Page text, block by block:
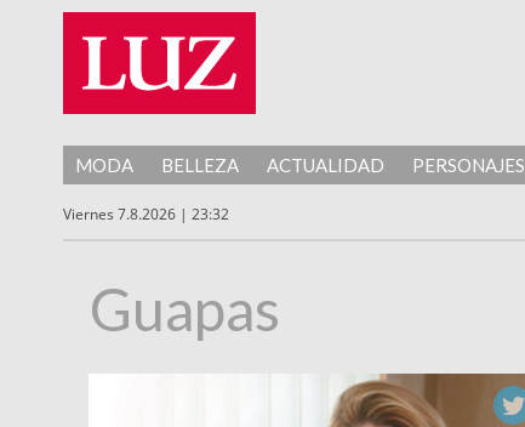
MODA BELLEZA ACTUALIDAD PERSONAJES
Viernes 7.8.2026 | 23:32
Guapas